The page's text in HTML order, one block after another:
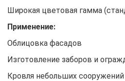
Широкая цветовая гамма
Применение:
Облицовка фасадов
Изготовление заборов и
Кровля небольших